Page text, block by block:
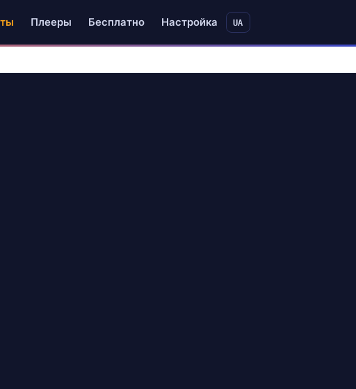
Плееры Бесплатно Настройка UA